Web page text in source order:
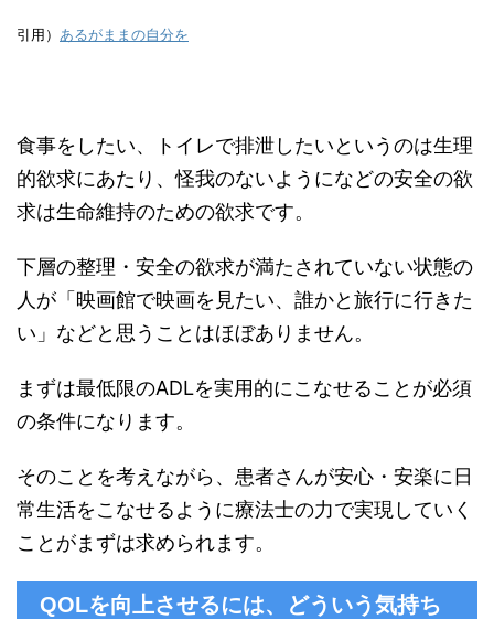
引用） あるがままの自分を
食事をしたい、トイレで排泄したいというのは生理
的欲求にあたり、怪我のないようになどの安全の欲
求は生命維持のための欲求です。
下層の整理・安全の欲求が満たされていない状態の
人が「映画館で映画を見たい、誰かと旅行に行きた
い」などと思うことはほぼありません。
まずは最低限のADLを実用的にこなせることが必須
の条件になります。
そのことを考えながら、患者さんが安心・安楽に日
常生活をこなせるように療法士の力で実現していく
ことがまずは求められます。
QOLを向上させるには、どういう気持ち